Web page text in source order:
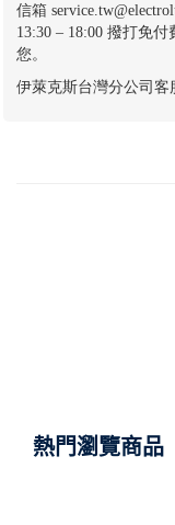
信箱
13:30 – 18:00 撥打免
您。
伊萊克斯台灣分公司客
熱門瀏覽商品